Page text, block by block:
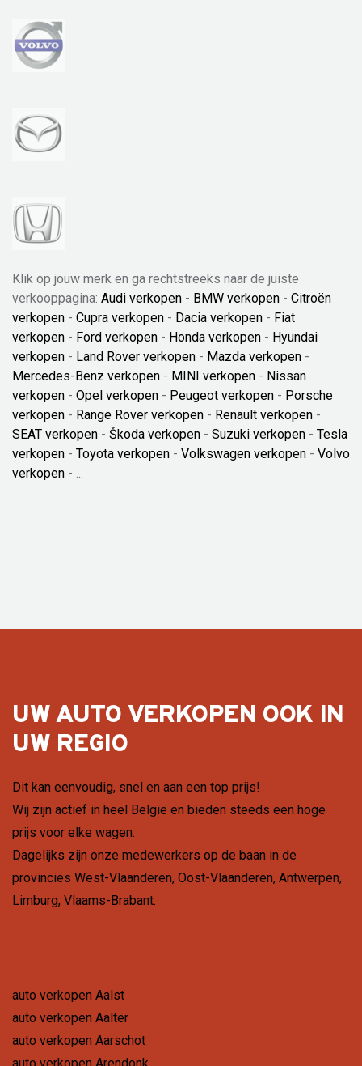
Klik op jouw merk en ga rechtstreeks naar de juiste
verkooppagina: Audi verkopen - BMW verkopen - Citroën
verkopen - Cupra verkopen - Dacia verkopen - Fiat
verkopen - Ford verkopen - Honda verkopen - Hyundai
verkopen - Land Rover verkopen - Mazda verkopen -
Mercedes-Benz verkopen - MINI verkopen - Nissan
verkopen - Opel verkopen - Peugeot verkopen - Porsche
verkopen - Range Rover verkopen - Renault verkopen -
SEAT verkopen - Škoda verkopen - Suzuki verkopen - Tesla
verkopen - Toyota verkopen - Volkswagen verkopen - Volvo
verkopen - ...
UW AUTO VERKOPEN OOK IN
UW REGIO
Dit kan eenvoudig, snel en aan een top prijs!
Wij zijn actief in heel België en bieden steeds een hoge
prijs voor elke wagen.
Dagelijks zijn onze medewerkers op de baan in de
provincies West-Vlaanderen, Oost-Vlaanderen, Antwerpen,
Limburg, Vlaams-Brabant.
auto verkopen Aalst
auto verkopen Aalter
auto verkopen Aarschot